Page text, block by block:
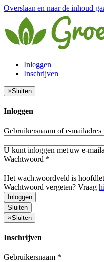
Overslaan en naar de inhoud
Inloggen
Inschrijven
×Sluiten
Inloggen
Gebruikersnaam of e-mailadres
U kunt inloggen met uw e-
Wachtwoord *
Het wachtwoordveld is
Wachtwoord vergeten? Vraag
Inloggen
Sluiten
×Sluiten
Inschrijven
Gebruikersnaam *